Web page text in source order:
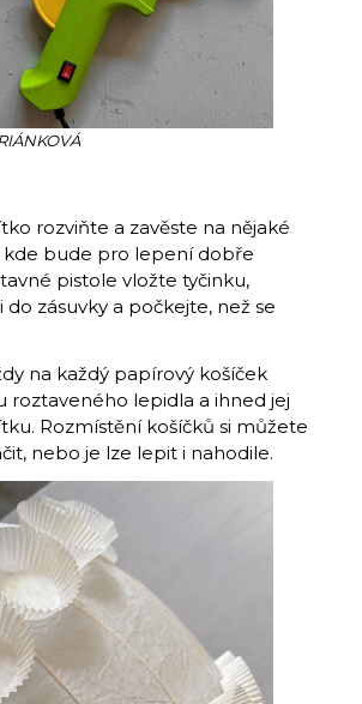
rozviňte a zavěste na nějaké
kde bude pro lepení dobře
pistole vložte tyčinku,
zásuvky a počkejte, než se
na každý papírový košíček
roztaveného lepidla a ihned jej
Rozmístění košíčků si můžete
nebo je lze lepit i nahodile.